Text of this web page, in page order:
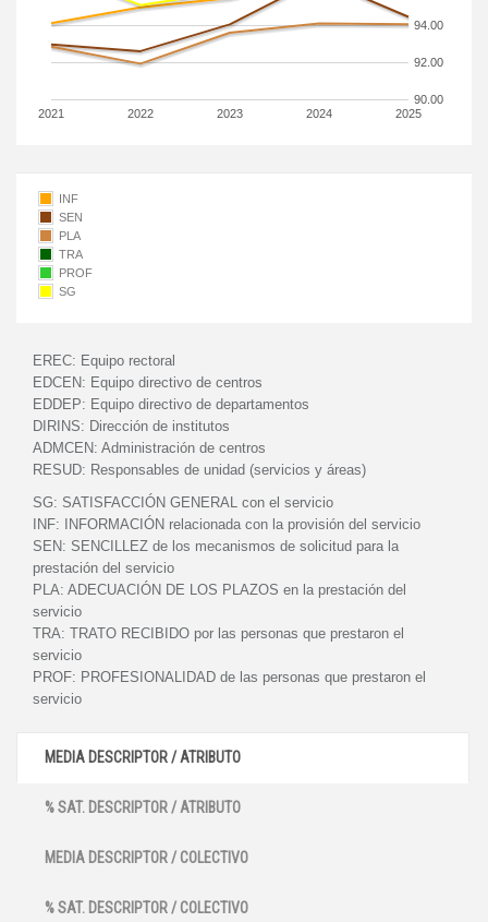
2021 2022 2023 2024 2025
90.00
92.00
94.00
INF
SEN
PLA
TRA
PROF
SG
EREC: Equipo rectoral
EDCEN: Equipo directivo de centros
EDDEP: Equipo directivo de departamentos
DIRINS: Dirección de institutos
ADMCEN: Administración de centros
RESUD: Responsables de unidad (servicios y áreas)
SG: SATISFACCIÓN GENERAL con el servicio
INF:
INFORMACIÓN relacionada con la provisión del servicio
SEN: SENCILLEZ de los mecanismos de solicitud para la
prestación del servicio
PLA: ADECUACIÓN DE LOS PLAZOS en la prestación del
servicio
TRA: TRATO RECIBIDO por las personas que prestaron el
servicio
PROF: PROFESIONALIDAD de las personas que prestaron el
servicio
MEDIA DESCRIPTOR / ATRIBUTO
% SAT. DESCRIPTOR / ATRIBUTO
MEDIA DESCRIPTOR / COLECTIVO
% SAT. DESCRIPTOR / COLECTIVO